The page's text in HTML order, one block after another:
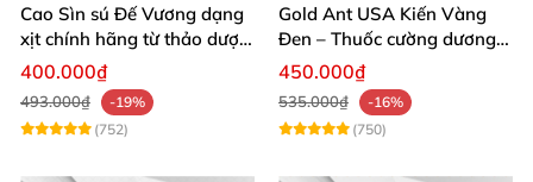
Cao Sìn sú Đế Vương dạng
xịt chính hãng từ thảo dược
Ê Đê Việt Nam
400.000₫
493.000₫
-19%
(752)
Gold Ant USA Kiến Vàng
Đen – Thuốc cường dương
tăng sinh lý nam mạnh
450.000₫
535.000₫
-16%
(750)